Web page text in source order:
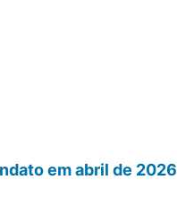
em abril de 2026